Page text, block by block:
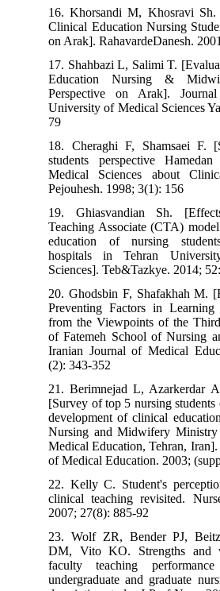
16. Khorsandi M, Khosravi
Clinical Education Nursing
on Arak]. RahavardeDanesh.
17. Shahbazi L, Salimi T.
Education Nursing &
Perspective on Arak].
University of Medical Sciences
79
18. Cheraghi F, Shamsaei F.
students perspective
Medical Sciences about
Pejouhesh. 1998; 3(1): 156
19. Ghiasvandian Sh.
Teaching Associate (CTA)
education of nursing
hospitals in Tehran
Sciences]. Teb&Tazkye. 2014;
20. Ghodsbin F, Shafakhah M.
Preventing Factors in
from the Viewpoints of the
of Fatemeh School of Nursing
Iranian Journal of Medical
(2): 343-352
21. Berimnejad L, Azarkerdar
[Survey of top 5 nursing
development of clinical
Nursing and Midwifery
Medical Education, Tehran,
of Medical Education. 2003;
22. Kelly C. Student's
clinical teaching revisited.
2007; 27(8): 885-92
23. Wolf ZR, Bender PJ,
DM, Vito KO. Strengths and
faculty teaching
undergraduate and graduate